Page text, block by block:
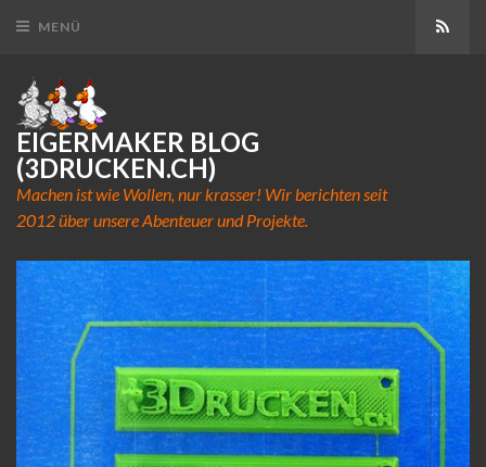
MENÜ
EIGERMAKER BLOG
(3DRUCKEN.CH)
Machen ist wie Wollen, nur krasser! Wir berichten seit
2012 über unsere Abenteuer und Projekte.